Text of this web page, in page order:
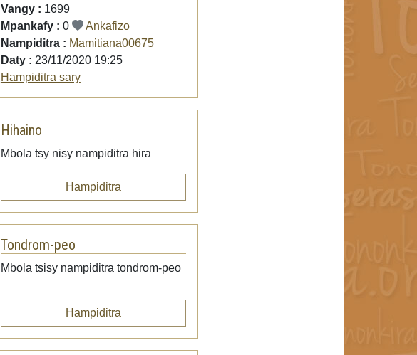
Vangy : 1699
Mpankafy : 0
Ankafizo
Nampiditra : Mamitiana00675
Daty : 23/11/2020 19:25
Hampiditra sary
Hihaino
Mbola tsy nisy nampiditra hira
Hampiditra
Tondrom-peo
Mbola tsisy nampiditra tondrom-peo
Hampiditra